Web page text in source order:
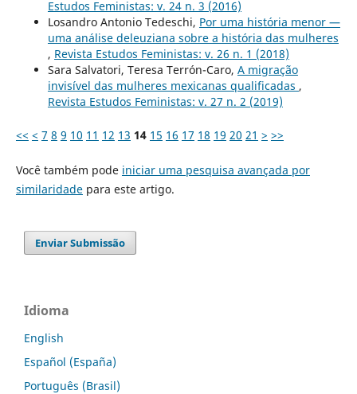
Estudos Feministas: v. 24 n. 3 (2016)
Losandro Antonio Tedeschi, Por uma história menor —
uma análise deleuziana sobre a história das mulheres
, Revista Estudos Feministas: v. 26 n. 1 (2018)
Sara Salvatori, Teresa Terrón-Caro, A migração
invisível das mulheres mexicanas qualificadas ,
Revista Estudos Feministas: v. 27 n. 2 (2019)
<< < 7 8 9 10 11 12 13 14 15 16 17 18 19 20 21 > >>
Você também pode iniciar uma pesquisa avançada por
similaridadepara este artigo.
Enviar Submissão
Idioma
English
Español (España)
Português (Brasil)